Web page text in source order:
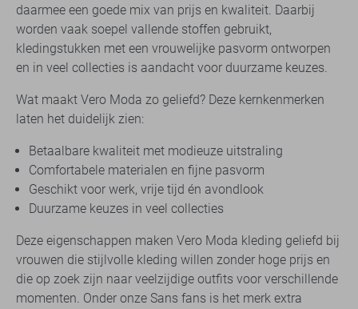
daarmee een goede mix van prijs en kwaliteit. Daarbij
worden vaak soepel vallende stoffen gebruikt,
kledingstukken met een vrouwelijke pasvorm ontworpen
en in veel collecties is aandacht voor duurzame keuzes.
Wat maakt Vero Moda zo geliefd? Deze kernkenmerken
laten het duidelijk zien:
Betaalbare kwaliteit met modieuze uitstraling
Comfortabele materialen en fijne pasvorm
Geschikt voor werk, vrije tijd én avondlook
Duurzame keuzes in veel collecties
Deze eigenschappen maken Vero Moda kleding geliefd bij
vrouwen die stijlvolle kleding willen zonder hoge prijs en
die op zoek zijn naar veelzijdige outfits voor verschillende
momenten. Onder onze Sans fans is het merk extra